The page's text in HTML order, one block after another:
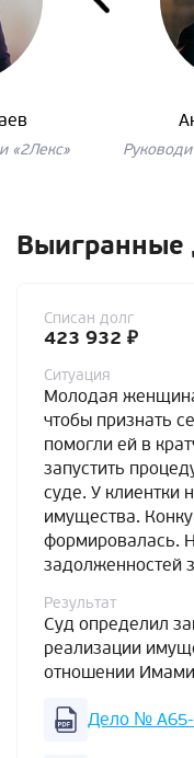
«2Лекс»
Выигранные
Списан долг
423 932 ₽
Ситуация
Молодая
чтобы признать
помогли ей в
запустить
суде. У клиентки
имущества.
формировалась.
задолженностей
Результат
Суд определил
реализации
отношении
Дело №